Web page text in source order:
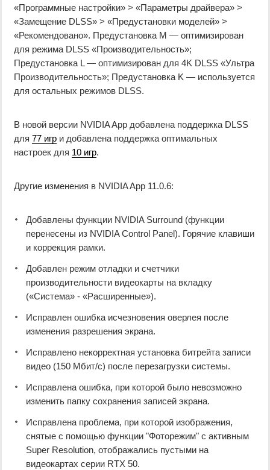
«Программные настройки» > «Параметры драйвера» >
«Замещение DLSS» > «Предустановки моделей» >
«Рекомендовано». Предустановка M — оптимизирован
для режима DLSS «Производительность»;
Предустановка L — оптимизирован для 4K DLSS «Ультра
Производительность»; Предустановка K — используется
для остальных режимов DLSS.
В новой версии NVIDIA App добавлена ​​поддержка DLSS
для 77 игр и добавлена ​​поддержка оптимальных
настроек для 10 игр.
Другие изменения в NVIDIA App 11.0.6:
Добавлены функции NVIDIA Surround (функции
перенесены из NVIDIA Control Panel). Горячие клавиши
и коррекция рамки.
Добавлен режим отладки и счетчики
производительности видеокарты на вкладку
(«Система» - «Расширенные»).
Исправлен ошибка исчезновения оверлея после
изменения разрешения экрана.
Исправлено некорректная установка битрейта записи
видео (150 Мбит/с) после перезагрузки системы.
Исправлена ошибка, при которой было невозможно
изменить папку сохранения записей экрана.
Исправлена проблема, при которой изображения,
снятые с помощью функции "Фоторежим" с активным
Super Resolution, отображались пустыми на
видеокартах серии RTX 50.